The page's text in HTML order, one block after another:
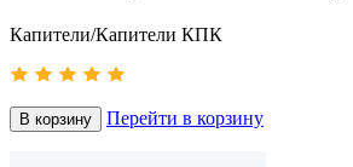
Капители/Капители КПК
В корзину Перейти в корзину